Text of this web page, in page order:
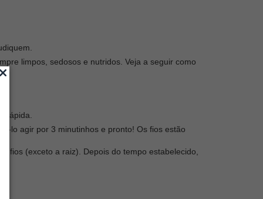
limpos, sedosos e nutridos. Veja a seguir como
rápida.
lo agir por 3 minutinhos e pronto! Os fios estão
fios (exceto a raiz). Depois do tempo estabelecido,